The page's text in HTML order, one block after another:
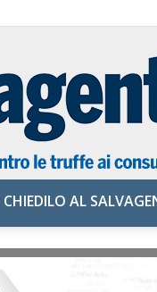
CHIEDILO AL